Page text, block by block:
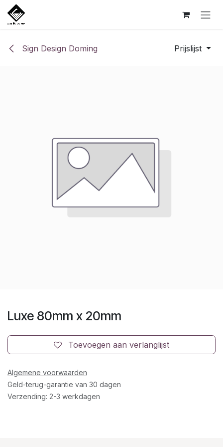
Overslaan naar inhoud
Sign Design Doming Prijslijst
Luxe 80mm x 20mm
Toevoegen aan verlanglijst
Algemene voorwaarden
Geld-terug-garantie van 30 dagen
Verzending: 2-3 werkdagen